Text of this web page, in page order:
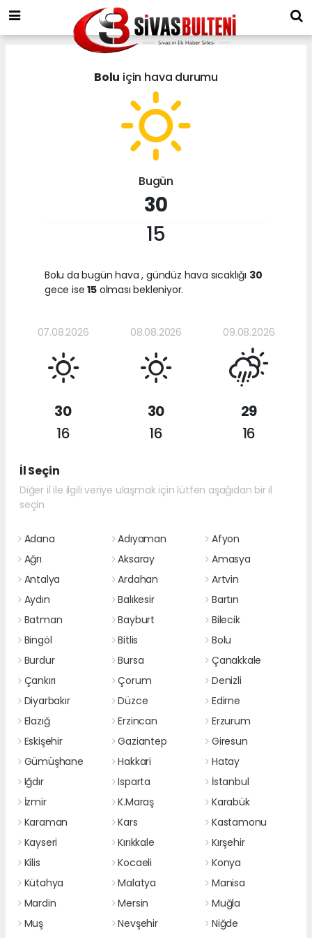
Bolu için hava durumu
Bugün
30
15
Bolu da bugün hava, gündüz hava sıcaklığı 30
gece ise15olması bekleniyor.
07.08.2026
30
16
08.08.2026
30
16
09.08.2026
29
16
İl Seçin
Diğer il ile ilgili veriye ulaşmak için lütfen aşağıdan bir il
seçin
Adana Adıyaman
Afyon
Ağrı
Aksaray
Amasya
Antalya
Ardahan
Artvin
Aydın
Balıkesir
Bartın
Batman
Bayburt
Bilecik
Bingöl
Bitlis
Bolu
Burdur
Bursa
Çanakkale
Çankırı
Çorum
Denizli
Diyarbakır
Düzce
Edirne
Elazığ
Erzincan
Erzurum
Eskişehir
Gaziantep
Giresun
Gümüşhane
Hakkari
Hatay
Iğdır
Isparta
İstanbul
İzmir
K.Maraş
Karabük
Karaman
Kars
Kastamonu
Kayseri
Kırıkkale
Kırşehir
Kilis
Kocaeli
Konya
Kütahya
Malatya
Manisa
Mardin
Mersin
Muğla
Muş
Nevşehir
Niğde